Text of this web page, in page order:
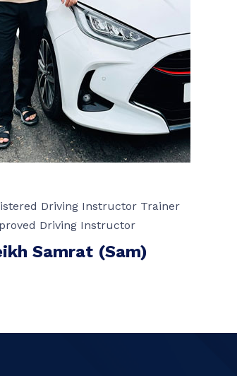
Driving Instructor Trainer
Driving Instructor
Samrat (Sam)